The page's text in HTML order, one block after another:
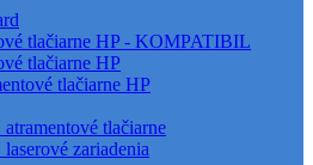
tlačiarne HP - KOMPATIBIL
tlačiarne HP
tlačiarne HP
tlačiarne
zariadenia